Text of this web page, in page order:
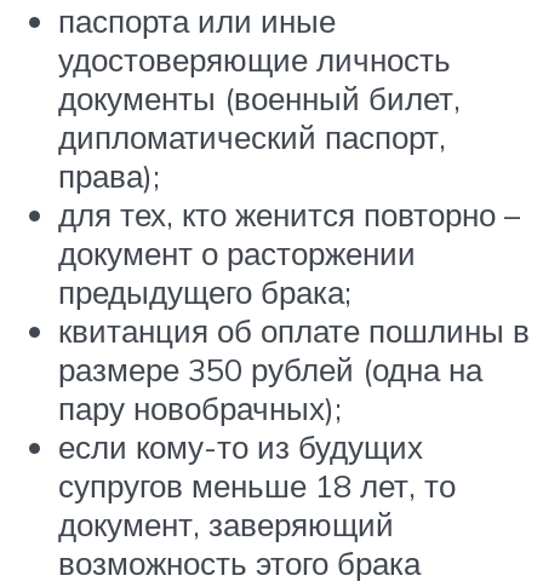
паспорта или иные
удостоверяющие личность
документы (военный билет,
дипломатический паспорт,
права);
для тех, кто женится повторно –
документ о расторжении
предыдущего брака;
квитанция об оплате пошлины в
размере 350 рублей (одна на
пару новобрачных);
если кому-то из будущих
супругов меньше 18 лет, то
документ, заверяющий
возможность этого брака